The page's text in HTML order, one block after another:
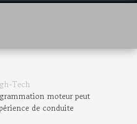
Tech
moteur peut
de conduite